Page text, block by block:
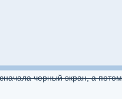
черный экран, а